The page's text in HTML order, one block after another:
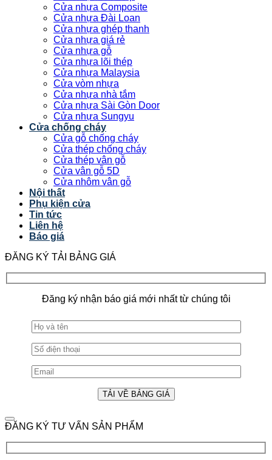
Cửa nhựa Composite
Cửa nhựa Đài Loan
Cửa nhựa ghép thanh
Cửa nhựa giá rẻ
Cửa nhựa gỗ
Cửa nhựa lõi thép
Cửa nhựa Malaysia
Cửa vòm nhựa
Cửa nhựa nhà tắm
Cửa nhựa Sài Gòn Door
Cửa nhựa Sungyu
Cửa chống cháy
Cửa gỗ chống cháy
Cửa thép chống cháy
Cửa thép vân gỗ
Cửa vân gỗ 5D
Cửa nhôm vân gỗ
Nội thất
Phụ kiện cửa
Tin tức
Liên hệ
Báo giá
ĐĂNG KÝ TẢI BẢNG GIÁ
Đăng ký nhận báo giá mới nhất từ chúng tôi
ĐĂNG KÝ TƯ VẤN SẢN PHẨM